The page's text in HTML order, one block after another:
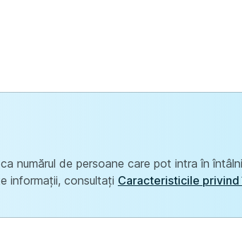
numărul de persoane care pot intra în
informații, consultați Caracteristicile